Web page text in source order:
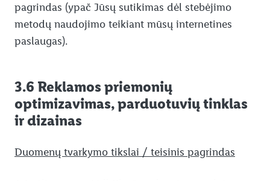
pagrindas (ypač Jūsų sutikimas dėl stebėjimo
metodų naudojimo teikiant mūsų internetines
paslaugas).
3.6 Reklamos priemonių
optimizavimas, parduotuvių tinklas
ir dizainas
Duomenų tvarkymo tikslai / teisinis pagrindas